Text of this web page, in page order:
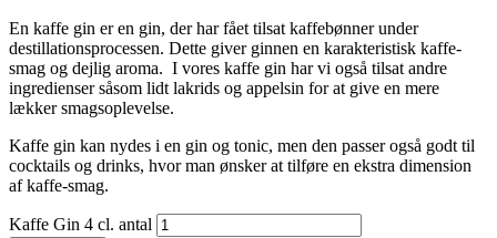
En kaffe gin er en gin, der har fået tilsat kaffebønner under
destillationsprocessen. Dette giver ginnen en karakteristisk kaffe-
smag og dejlig aroma. I vores kaffe gin har vi også tilsat andre
ingredienser såsom lidt lakrids og appelsin for at give en mere
lækker smagsoplevelse.
Kaffe gin kan nydes i en gin og tonic, men den passer også godt til
cocktails og drinks, hvor man ønsker at tilføre en ekstra dimension
af kaffe-smag.
Kaffe Gin 4 cl. antal